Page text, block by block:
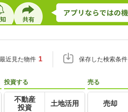
最近見た物件 1 保存した検索条件
投資する
不動産
投資
土地活用
売る
売却